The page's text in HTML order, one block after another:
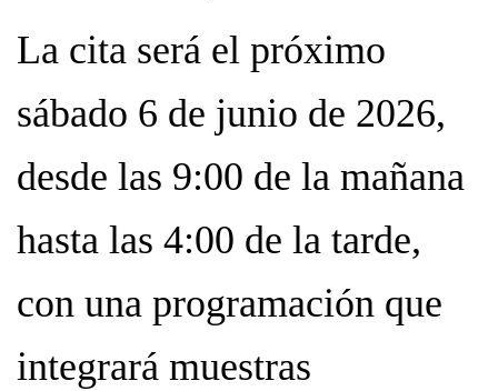
La cita será el próximo
sábado 6 de junio de 2026,
desde las 9:00 de la mañana
hasta las 4:00 de la tarde,
con una programación que
integrará muestras